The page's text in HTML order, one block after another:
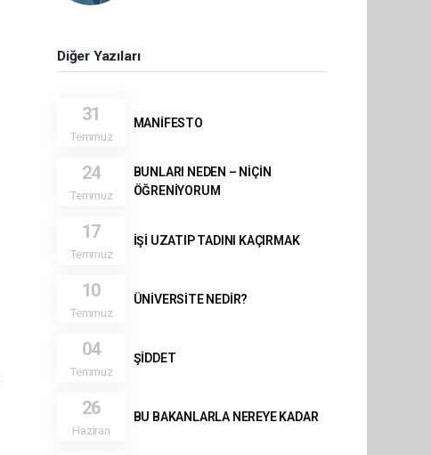
Diğer Yazıları
31
Temmuz
MANİFESTO
24
Temmuz
BUNLARI NEDEN – NİÇİN
ÖĞRENİYORUM
17
Temmuz
İŞİ UZATIP TADINI KAÇIRMAK
10
Temmuz
ÜNİVERSİTE NEDİR?
04
Temmuz
ŞİDDET
26
Haziran
BU BAKANLARLA NEREYE KADAR